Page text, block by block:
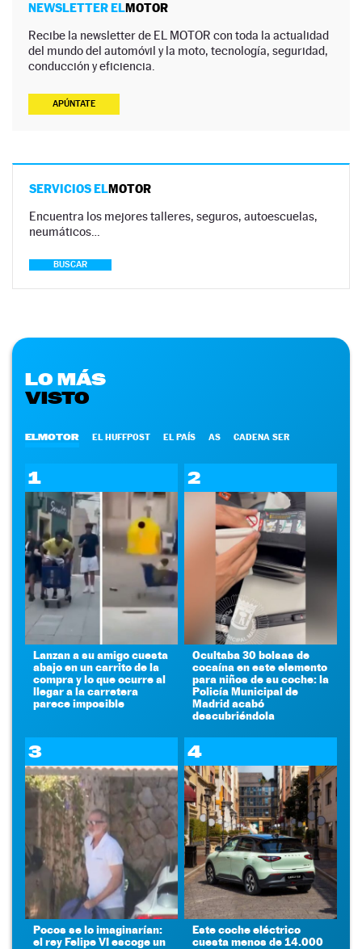
NEWSLETTER ELMOTOR
Recibe la newsletter de EL MOTOR con toda la actualidad
del mundo del automóvil y la moto, tecnología, seguridad,
conducción y eficiencia.
APÚNTATE
SERVICIOS ELMOTOR
Encuentra los mejores talleres, seguros, autoescuelas,
neumáticos…
BUSCAR
LO MÁS
VISTO
ELMOTOR EL HUFFPOST EL PAÍS AS CADENA SER
1
Lanzan a su amigo cuesta
abajo en un carrito de la
compra y lo que ocurre al
llegar a la carretera
parece imposible
2
Ocultaba 30 bolsas de
cocaína en este elemento
para niños de su coche: la
Policía Municipal de
Madrid acabó
descubriéndola
3
Pocos se lo imaginarían:
el rey Felipe VI escoge un
4
Este coche eléctrico
cuesta menos de 14.000